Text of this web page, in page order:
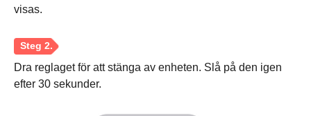
visas.
Dra reglaget för att stänga av enheten. Slå på den igen
efter 30 sekunder.